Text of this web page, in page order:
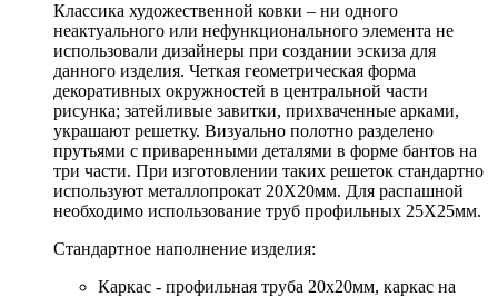
Классика художественной ковки – ни одного
неактуального или нефункционального элемента не
использовали дизайнеры при создании эскиза для
данного изделия. Четкая геометрическая форма
декоративных окружностей в центральной части
рисунка; затейливые завитки, прихваченные арками,
украшают решетку. Визуально полотно разделено
прутьями с приваренными деталями в форме бантов на
три части. При изготовлении таких решеток стандартно
используют металлопрокат 20Х20мм. Для распашной
необходимо использование труб профильных 25Х25мм.
Стандартное наполнение изделия:
Каркас - профильная труба 20х20мм, каркас на